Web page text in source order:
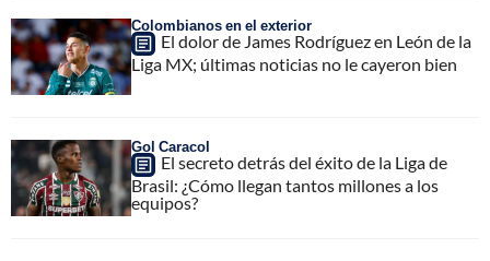
Colombianos en el exterior
El dolor de James Rodríguez en León de la
Liga MX; últimas noticias no le cayeron bien
Gol Caracol
El secreto detrás del éxito de la Liga de
Brasil: ¿Cómo llegan tantos millones a los
equipos?